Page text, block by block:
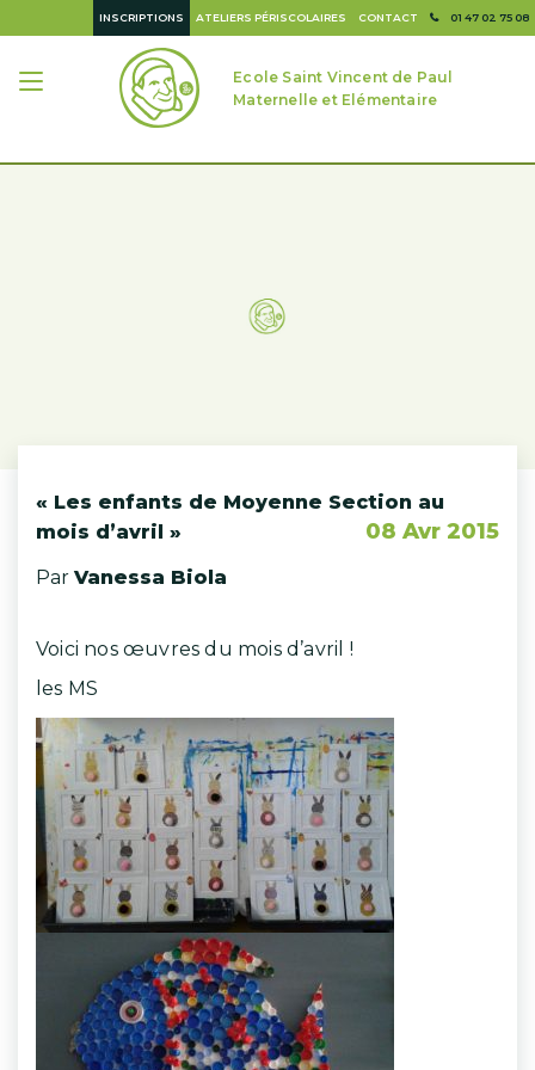
01 47 02 75 08
CONTACT
ATELIERS PÉRISCOLAIRES
INSCRIPTIONS
Ecole Saint Vincent de Paul
Maternelle et Elémentaire
« Les enfants de Moyenne Section au
mois d’avril »
08 Avr 2015
Par Vanessa Biola
Voici nos œuvres du mois d’avril !
les MS